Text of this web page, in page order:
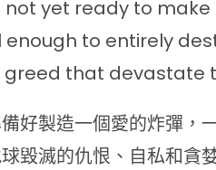
not yet ready to
enough to entirely
greed that devastate
好製造一個愛的炸彈，
毀滅的仇恨、自私和貪